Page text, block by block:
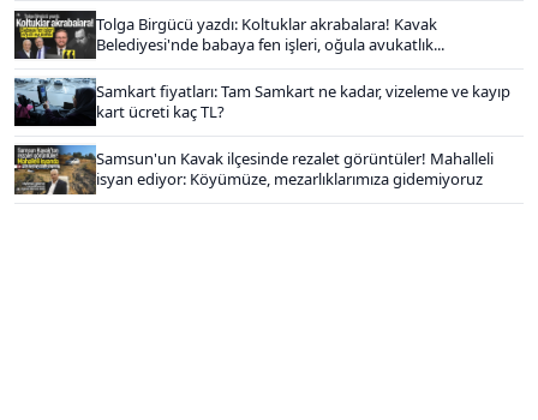
Tolga Birgücü yazdı: Koltuklar akrabalara! Kavak
Belediyesi'nde babaya fen işleri, oğula avukatlık...
Samkart fiyatları: Tam Samkart ne kadar, vizeleme ve kayıp
kart ücreti kaç TL?
Samsun'un Kavak ilçesinde rezalet görüntüler! Mahalleli
isyan ediyor: Köyümüze, mezarlıklarımıza gidemiyoruz